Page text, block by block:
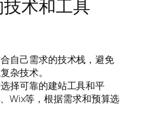
术和工具
自己需求的技术栈，避免
杂技术。
择可靠的建站工具和平
Wix等，根据需求和预算选